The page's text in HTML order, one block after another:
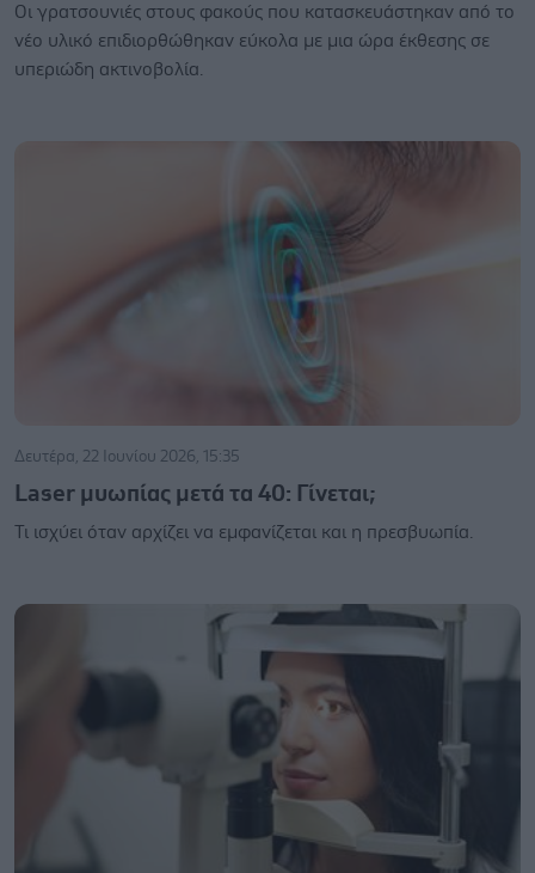
Οι γρατσουνιές στους φακούς που κατασκευάστηκαν από το
νέο υλικό επιδιορθώθηκαν εύκολα με μια ώρα έκθεσης σε
υπεριώδη ακτινοβολία.
Δευτέρα, 22 Ιουνίου 2026, 15:35
Laser μυωπίας μετά τα 40: Γίνεται;
Τι ισχύει όταν αρχίζει να εμφανίζεται και η πρεσβυωπία.